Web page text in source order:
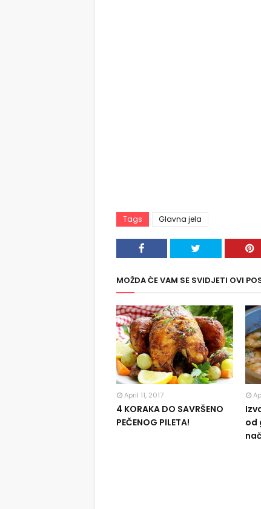
Tags Glavna jela
MOŽDA ĆE VAM SE SVIDJETI OVI
April 11, 2017
4 KORAKA DO SAVRŠENO
PEČENOG PILETA!
od